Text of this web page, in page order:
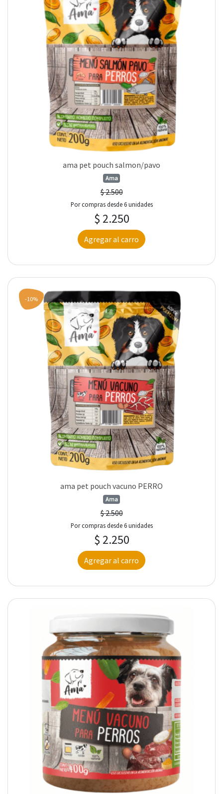
ama pet pouch salmon/pavo
Ama
$ 2.500
Por compras desde 6 unidades
$ 2.250
Agregar al carro
-10%
ama pet pouch vacuno PERRO
Ama
$ 2.500
Por compras desde 6 unidades
$ 2.250
Agregar al carro